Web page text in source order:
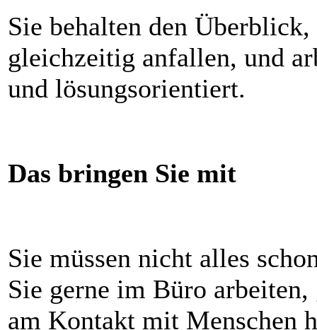
Sie behalten den
gleichzeitig anfallen, und
und lösungsorientiert.
Das bringen Sie mit
Sie müssen nicht alles
Sie gerne im Büro
am Kontakt mit Menschen